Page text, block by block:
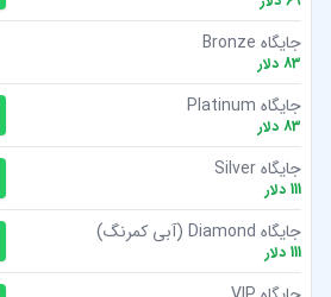
جایگاه Bronze
83 دلار
جایگاه Platinum
83 دلار
جایگاه Silver
111 دلار
جایگاه Diamond (آبی کمرنگ)
111 دلار